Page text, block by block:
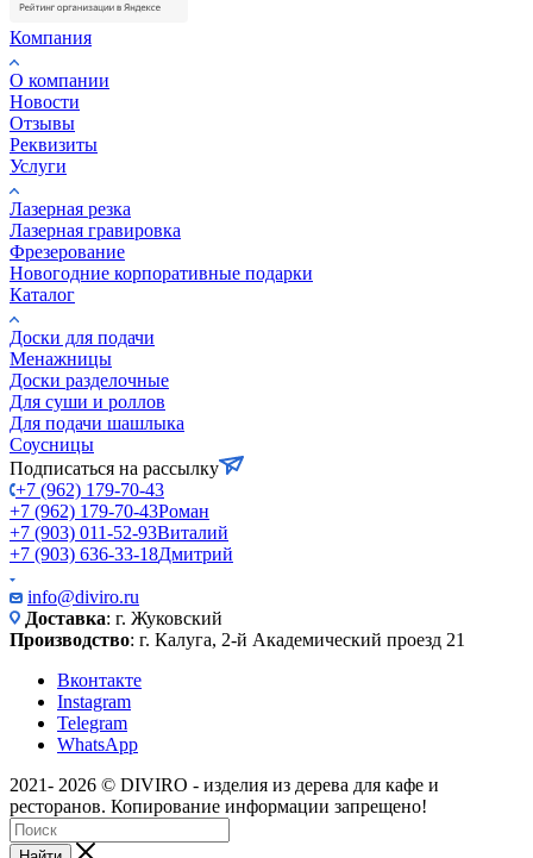
Компания
О компании
Новости
Отзывы
Реквизиты
Услуги
Лазерная резка
Лазерная гравировка
Фрезерование
Новогодние корпоративные подарки
Каталог
Доски для подачи
Менажницы
Доски разделочные
Для суши и роллов
Для подачи шашлыка
Соусницы
Подписаться на рассылку
+7 (962) 179-70-43
+7 (962) 179-70-43Роман
+7 (903) 011-52-93Виталий
+7 (903) 636-33-18Дмитрий
info@diviro.ru
Доставка: г. Жуковский
Производство: г. Калуга, 2-й Академический проезд 21
Вконтакте
Instagram
Telegram
WhatsApp
2021- 2026 © DIVIRO - изделия из дерева для кафе и
ресторанов. Копирование информации запрещено!